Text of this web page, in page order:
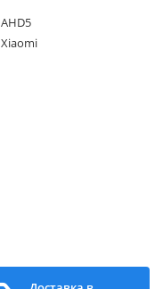
AHD5
Xiaomi